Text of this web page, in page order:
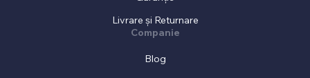
Livrare și Returnare
Companie
Blog